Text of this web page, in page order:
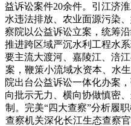
益诉讼案件20余件。引江济
水违法排放、农业面源污染
察院以公益诉讼立案，统筹
推进跨区域严沉水利工程水
要主流大渡河、嘉陵江、涪
案，鞭策小流域水资本、水
院出台公益诉讼一体化办案
向批示无力、横向协做慎密
制。完美“四大查察”分析履
查察机关深化长江生态查察